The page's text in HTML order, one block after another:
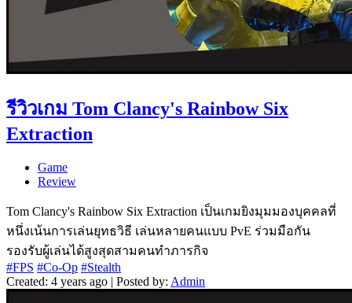
รีวิวเกม Tom Clancy's Rainbow Six
Extraction
Game
Review
Tom Clancy's Rainbow Six Extraction เป็นเกมยิงมุมมองบุคคลที่
หนึ่งเน้นการเล่นยุทธวิธี เล่นหลายคนแบบ PvE ร่วมมือกัน
รองรับผู้เล่นได้สูงสุดสามคนทำภารกิจ
#FPS #Co-Op #Stealth
Created: 4 years ago | Posted by: Admin